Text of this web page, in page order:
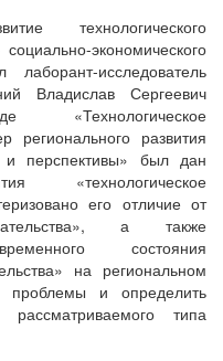
технологического
экономического
исследователь
Владислав Сергеевич
регионального развития
и перспективы» был дан
«технологическое
его отличие от
а также
состояния
на региональном
проблемы и определить
рассматриваемого типа